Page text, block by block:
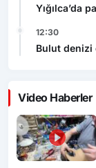
Yığılca’da
12:30
Bulut denizi
Video Haberler